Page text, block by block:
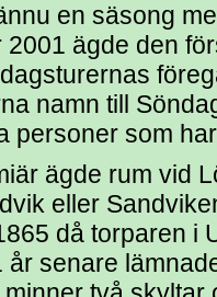
en säsong
2001 ägde den
namn till
personer som
ägde rum vid
eller
då torparen i
år senare